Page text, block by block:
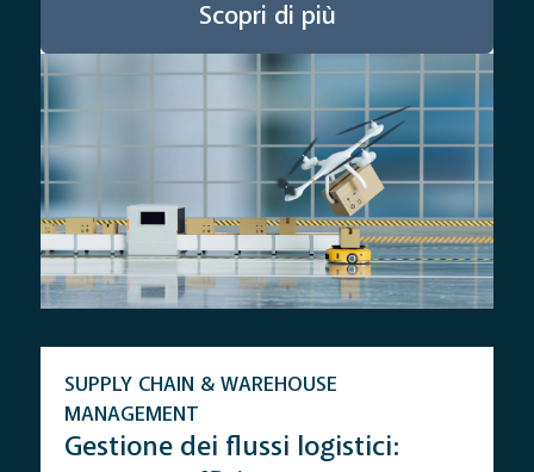
Scopri di più
Gestione dei flussi logistici:
SUPPLY CHAIN & WAREHOUSE
MANAGEMENT